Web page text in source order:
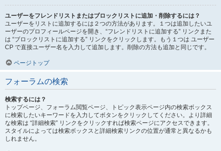
ユーザーをフレンドリストまたはブロックリストに追加・削除するには？
ユーザーをリストに追加するには２つの方法があります。１つは追加したいユ
ーザーのプロフィールページを開き、“フレンドリストに追加する” リンクまた
は “ブロックリストに追加する” リンクをクリックします。もう１つは ユーザー
CP で直接ユーザー名を入力して追加します。削除の方法も追加と同じです。
ページトップ
フォーラムの検索
検索するには？
トップページ、フォーラム閲覧ページ、トピック表示ページ内の検索ボックス
に検索したいキーワードを入力してボタンをクリックしてください。より詳細
な検索は “詳細検索” リンクをクリックすれば検索ページにアクセスできます。
スタイルによっては検索ボックスと詳細検索リンクの位置が通常と異なるかも
しれません。